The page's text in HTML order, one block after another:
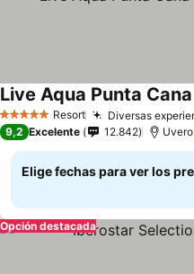
5 Estrellas Resort Diversas
9,2 Excelente 12.842
Elige fechas para ver los
Opción destacada